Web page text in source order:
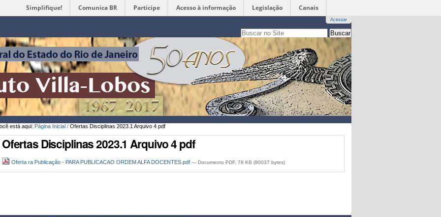
Simplifique! Comunica BR Participe Acesso à informação Legislação Canais
Acessar
Busca
apenas nesta seção
Busca
Avançada…
está aqui: Página Inicial / Ofertas Disciplinas 2023.1 Arquivo 4 pdf
Ofertas Disciplinas 2023.1 Arquivo 4 pdf
Oferta ra Publicação - PARA PUBLICACAO ORDEM ALFA DOCENTES.pdf — Documento PDF, 78 KB (80037 bytes)